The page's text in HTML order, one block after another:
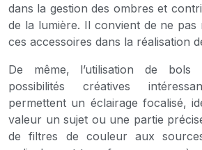
dans la gestion des ombres et
de la lumière. Il convient de ne pas
ces accessoires dans la réalisation
De même, l’utilisation de bols
possibilités créatives
permettent un éclairage focalisé,
valeur un sujet ou une partie
de filtres de couleur aux